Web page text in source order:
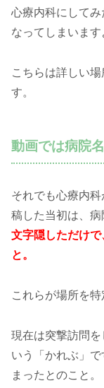
心療内科にして
なってしまいます
こちらは詳しい
す。
動画では病院
それでも心療内
稿した当初は、病
文字隠しただけ
と。
これらが場所を特
現在は突撃訪問
いう「かれぶ」
まったとのこと。